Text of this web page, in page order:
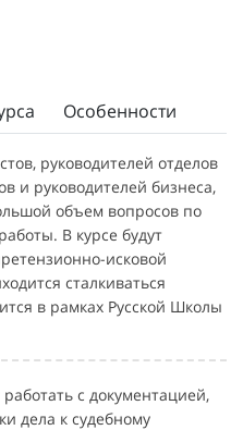
Особенности
руководителей отделов
и руководителей бизнеса,
объем вопросов по
В курсе будут
исковой
сталкиваться
в рамках Русской Школы
с документацией,
дела к судебному